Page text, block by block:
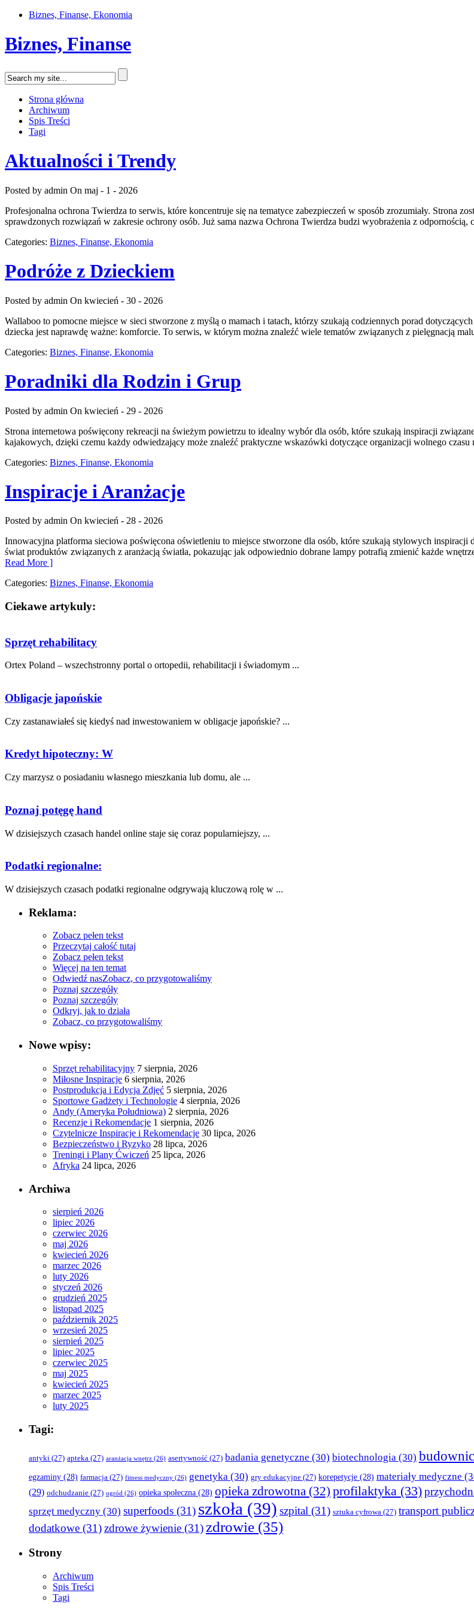
Biznes, Finanse, Ekonomia
Biznes, Finanse
Strona główna
Archiwum
Spis Treści
Tagi
Aktualności i Trendy
Posted by admin On maj - 1 - 2026
Profesjonalna ochrona Twierdza to serwis, które koncentruje się na tematyce zabezpieczeń w sposób zrozumiały. Strona
sprawdzonych rozwiązań w zakresie ochrony osób. Już sama nazwa Ochrona Twierdza budzi wyobrażenia z
Categories: Biznes, Finanse, Ekonomia
Podróże z Dzieckiem
Posted by admin On kwiecień - 30 - 2026
Wallaboo to pomocne miejsce w sieci stworzone z myślą o mamach i tatach, którzy szukają codziennych porad
dziecka jest naprawdę ważne: komforcie. To serwis, w którym można znaleźć wiele tematów związanych z pielęgnacją
Categories: Biznes, Finanse, Ekonomia
Poradniki dla Rodzin i Grup
Posted by admin On kwiecień - 29 - 2026
Strona internetowa poświęcony rekreacji na świeżym powietrzu to idealny wybór dla osób, które szukają inspiracji
kajakowych, dzięki czemu każdy odwiedzający może znaleźć praktyczne wskazówki dotyczące organizacji wolnego
Categories: Biznes, Finanse, Ekonomia
Inspiracje i Aranżacje
Posted by admin On kwiecień - 28 - 2026
Innowacyjna platforma sieciowa poświęcona oświetleniu to miejsce stworzone dla osób, które szukają stylowych
świat produktów związanych z aranżacją światła, pokazując jak odpowiednio dobrane lampy potrafią zmienić każde
Read More ]
Categories: Biznes, Finanse, Ekonomia
Ciekawe artykuly:
Sprzęt rehabilitacy
Ortex Poland – wszechstronny portal o ortopedii, rehabilitacji i świadomym ...
Obligacje japońskie
Czy zastanawiałeś ‌się ⁣kiedyś nad inwestowaniem w obligacje japońskie? ...
Kredyt hipoteczny: W
Czy‍ marzysz o posiadaniu⁣ własnego mieszkania lub domu, ale ...
Poznaj potęgę hand
W dzisiejszych czasach⁢ handel online staje się coraz‍ popularniejszy, ...
Podatki regionalne:
W dzisiejszych ⁣czasach podatki​ regionalne odgrywają kluczową rolę w ...
Reklama:
Zobacz pełen tekst
Przeczytaj całość tutaj
Zobacz pełen tekst
Więcej na ten temat
Odwiedź nasZobacz, co przygotowaliśmy
Poznaj szczegóły
Poznaj szczegóły
Odkryj, jak to działa
Zobacz, co przygotowaliśmy
Nowe wpisy:
Sprzęt rehabilitacyjny 7 sierpnia, 2026
Miłosne Inspiracje 6 sierpnia, 2026
Postprodukcja i Edycja Zdjęć 5 sierpnia, 2026
Sportowe Gadżety i Technologie 4 sierpnia, 2026
Andy (Ameryka Południowa) 2 sierpnia, 2026
Recenzje i Rekomendacje 1 sierpnia, 2026
Czytelnicze Inspiracje i Rekomendacje 30 lipca, 2026
Bezpieczeństwo i Ryzyko 28 lipca, 2026
Treningi i Plany Ćwiczeń 25 lipca, 2026
Afryka 24 lipca, 2026
Archiwa
sierpień 2026
lipiec 2026
czerwiec 2026
maj 2026
kwiecień 2026
marzec 2026
luty 2026
styczeń 2026
grudzień 2025
listopad 2025
październik 2025
wrzesień 2025
sierpień 2025
lipiec 2025
czerwiec 2025
maj 2025
kwiecień 2025
marzec 2025
luty 2025
Tagi:
antyki (27) apteka (27) aranżacja wnętrz (26) asertywność (27) badania genetyczne (30) biotechnologia (30)
egzaminy (28) farmacja (27) fitness medyczny (26) genetyka (30) gry edukacyjne (27) korepetycje (28) materiały medyczne
(29) odchudzanie (27) ogród (26) opieka społeczna (28) opieka zdrowotna (32) profilaktyka (33)
sprzęt medyczny (30) superfoods (31) szkoła (39) szpital (31) sztuka cyfrowa (27) transport
dodatkowe (31)zdrowe żywienie (31) zdrowie (35)
Strony
Archiwum
Spis Treści
Tagi